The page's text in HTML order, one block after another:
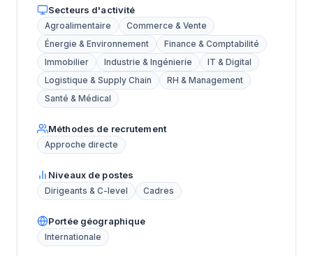
Secteurs d'activité
Agroalimentaire
Commerce & Vente
Énergie & Environnement
Finance & Comptabilité
Immobilier
Industrie & Ingénierie
IT & Digital
Logistique & Supply Chain
RH & Management
Santé & Médical
Méthodes de recrutement
Approche directe
Niveaux de postes
Dirigeants & C-level Cadres
Portée géographique
Internationale